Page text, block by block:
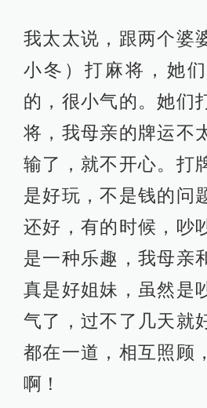
我太太说，跟两个婆
小冬）打麻将，她
的，很小气的。她们
将，我母亲的牌运不
输了，就不开心。打
是好玩，不是钱的问
还好，有的时候，吵
是一种乐趣，我母亲
真是好姐妹，虽然是
气了，过不了几天就
都在一道，相互照顾
啊！